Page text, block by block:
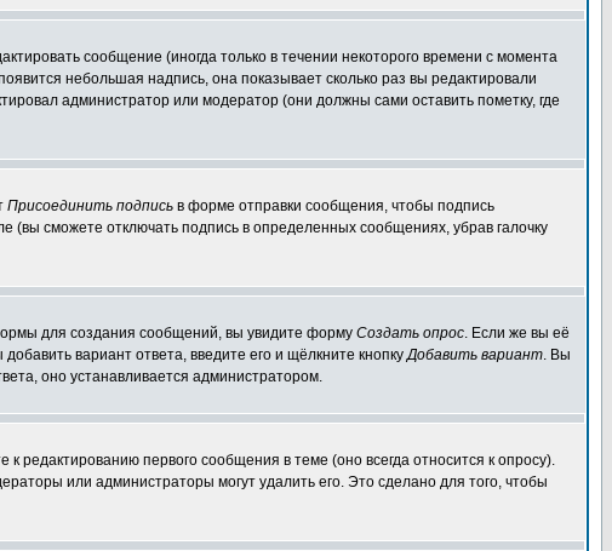
сообщение (иногда только в течении некоторого времени с момента
небольшая надпись, она показывает сколько раз вы редактировали
администратор или модератор (они должны сами оставить пометку, где
Присоединить подпись в форме отправки сообщения, чтобы подпись
сможете отключать подпись в определенных сообщениях, убрав галочку
для создания сообщений, вы увидите форму Создать опрос. Если же вы её
вариант ответа, введите его и щёлкните кнопкуДобавить вариант. Вы
оно устанавливается администратором.
редактированию первого сообщения в теме (оно всегда относится к опросу).
или администраторы могут удалить его. Это сделано для того, чтобы